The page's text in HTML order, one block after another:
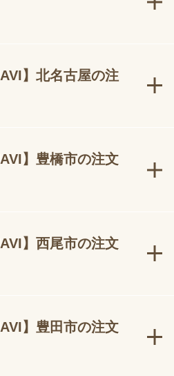
】北名古屋の注
】豊橋市の注文
】西尾市の注文
】豊田市の注文